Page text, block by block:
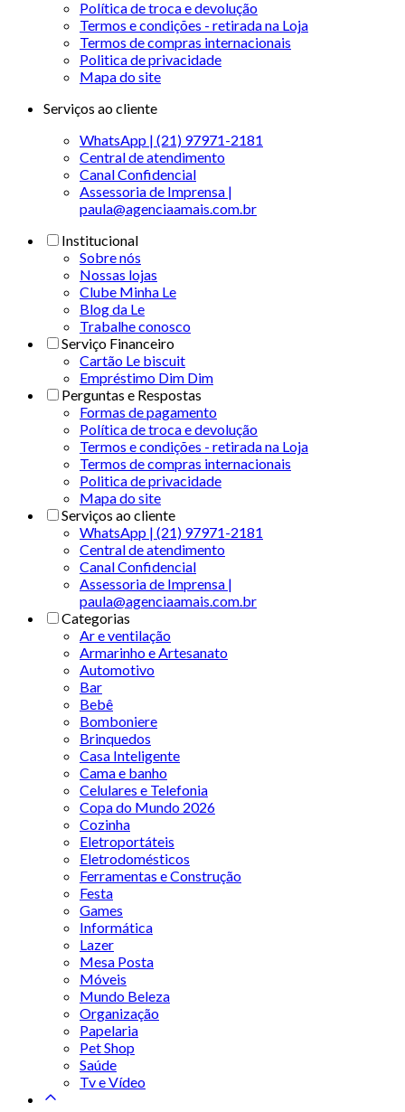
Política de troca e devolução
Termos e condições - retirada na Loja
Termos de compras internacionais
Politica de privacidade
Mapa do site
Serviços ao cliente
WhatsApp | (21) 97971-2181
Central de atendimento
Canal Confidencial
Assessoria de Imprensa |
paula@agenciaamais.com.br
Institucional
Sobre nós
Nossas lojas
Clube Minha Le
Blog da Le
Trabalhe conosco
Serviço Financeiro
Cartão Le biscuit
Empréstimo Dim Dim
Perguntas e Respostas
Formas de pagamento
Política de troca e devolução
Termos e condições - retirada na Loja
Termos de compras internacionais
Politica de privacidade
Mapa do site
Serviços ao cliente
WhatsApp | (21) 97971-2181
Central de atendimento
Canal Confidencial
Assessoria de Imprensa |
paula@agenciaamais.com.br
Categorias
Ar e ventilação
Armarinho e Artesanato
Automotivo
Bar
Bebê
Bomboniere
Brinquedos
Casa Inteligente
Cama e banho
Celulares e Telefonia
Copa do Mundo 2026
Cozinha
Eletroportáteis
Eletrodomésticos
Ferramentas e Construção
Festa
Games
Informática
Lazer
Mesa Posta
Móveis
Mundo Beleza
Organização
Papelaria
Pet Shop
Saúde
Tv e Vídeo